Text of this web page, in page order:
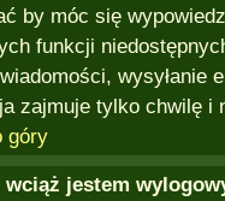
by móc się
funkcji
wysyłanie
zajmuje tylko chwilę i
góry
wciąż jestem